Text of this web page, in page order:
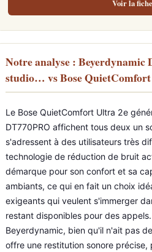
Voir la
Notre analyse : Beyerdynamic
studio… vs Bose
Le Bose QuietComfort Ultra 2e
DT770PRO affichent tous deux un
s'adressent à des utilisateurs très
technologie de réduction de bruit
démarque pour son confort et sa
ambiants, ce qui en fait un choix
exigeants qui veulent s'immerger
restant disponibles pour des
Beyerdynamic, bien qu'il n'ait pas
offre une restitution sonore précise,